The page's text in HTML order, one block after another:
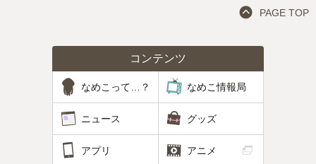
PAGE TOP
コンテンツ
なめこって…？ なめこ情報局
ニュース グッズ
アプリ アニメ